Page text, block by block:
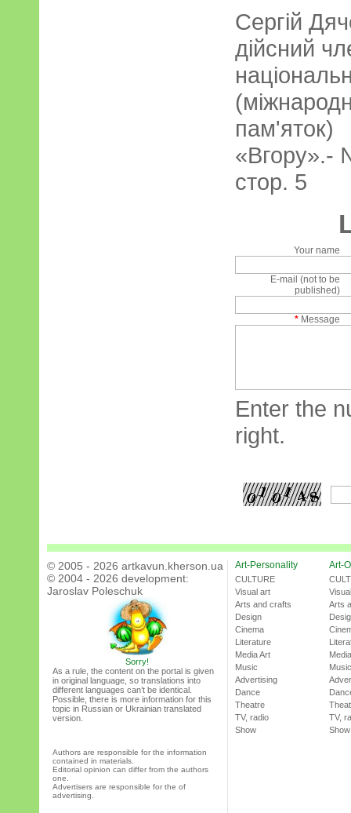
Сергій
дійсний
пам'яток)
«Вгору».-
стор. 5
Your name
E-mail (not to be
published)
* Message
Enter the
right.
© 2005 - 2026 artkavun.kherson.ua
© 2004 - 2026 development:
Jaroslav Poleschuk
Sorry!
As a rule, the content on the portal is given
in original language, so translations into
different languages can’t be identical.
Possible, there is more information for this
topic in Russian or Ukrainian translated
version.
Authors are responsible for the information
contained in materials.
Editorial opinion can differ from the authors
one.
Advertisers are responsible for the of
advertising.
Art-Personality
CULTURE
Visual art
Arts and crafts
Design
Cinema
Literature
Media Art
Music
Advertising
Dance
Theatre
TV, radio
Show
Art-
Arts
Music
TV,
Show